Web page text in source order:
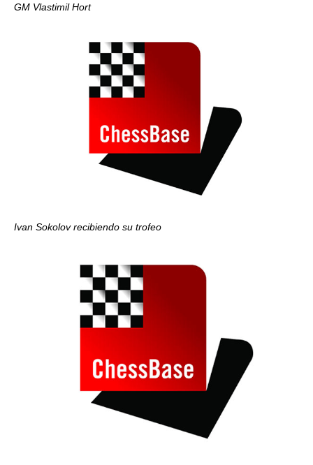
GM Vlastimil Hort
Ivan Sokolov recibiendo su trofeo